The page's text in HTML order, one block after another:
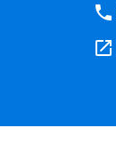
phone
launch